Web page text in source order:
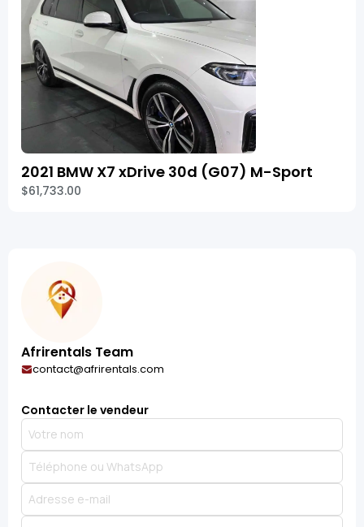
2021 BMW X7 xDrive 30d (G07) M-Sport
$61,733.00
Afrirentals Team
contact@afrirentals.com
Contacter le vendeur